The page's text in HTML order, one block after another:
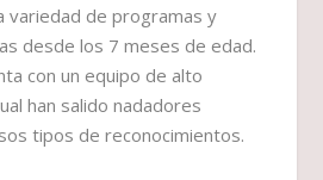
variedad de programas y
desde los 7 meses de edad.
con un equipo de alto
han salido nadadores
tipos de reconocimientos.